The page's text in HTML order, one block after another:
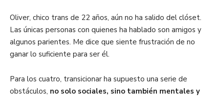
Oliver, chico trans de 22 años, aún no ha salido del clóset.
Las únicas personas con quienes ha hablado son amigos y
algunos parientes. Me dice que siente frustración de no
ganar lo suficiente para ser él.
Para los cuatro, transicionar ha supuesto una serie de
obstáculos, no solo sociales, sino también mentales y